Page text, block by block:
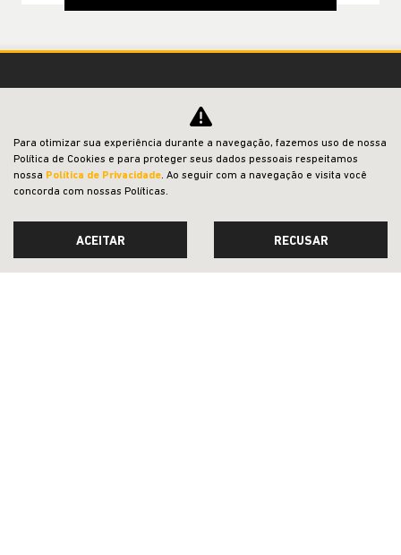
SAGA DETROIT COMERCIO DE VEICULOS, PECAS E SERVICOS LTDA
CNPJ: 19.945.014/0005-30
Para otimizar sua experiência durante a navegação, fazemos uso de nossa
Política de Cookies e para proteger seus dados pessoais respeitamos
nossa Política de Privacidade. Ao seguir com a navegação e visita você
concorda com nossas Políticas.
ACEITAR RECUSAR